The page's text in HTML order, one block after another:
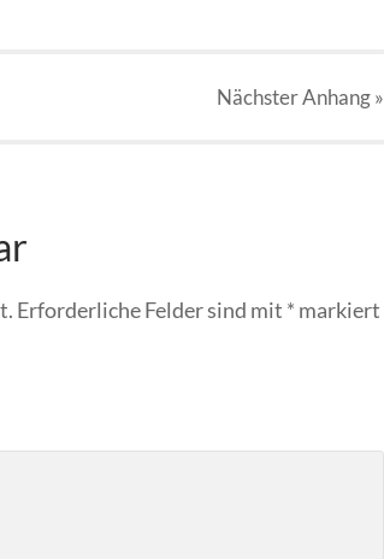
NächsterAnhang»
Erforderliche Felder sind mit * markiert